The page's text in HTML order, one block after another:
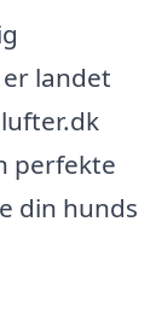
landet
perfekte
din hunds